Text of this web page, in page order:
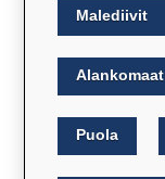
Malediivit
Alankomaat
Puola